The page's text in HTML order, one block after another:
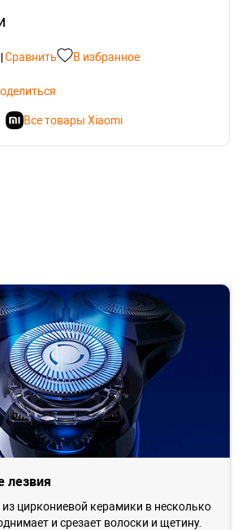
Сравнить В избранное
Все товары Xiaomi
лезвия
циркониевой керамики в несколько
и срезает волоски и щетину.